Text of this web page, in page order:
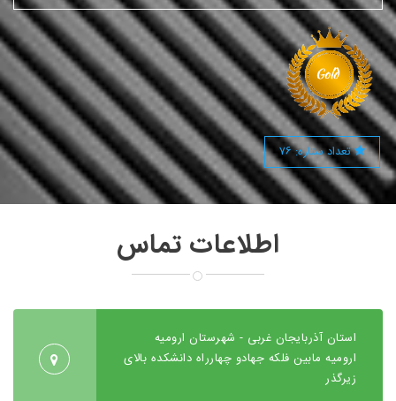
تعداد ستاره: ۷۶
اطلاعات تماس
استان آذربایجان غربی - شهرستان ارومیه
ارومیه مابین فلکه جهادو چهارراه دانشکده بالای
زیرگذر